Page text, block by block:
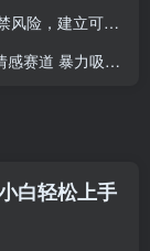
运营的账号矩阵体系
暴力吸睛创收益
白轻松上手